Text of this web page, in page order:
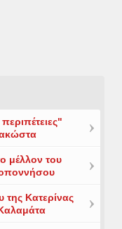
μέλλον του
της Κατερίνας